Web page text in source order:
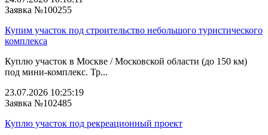
Заявка №100255
Купим участок под строительство небольшого туристического
комплекса
Куплю участок в Москве / Московской области (до 150 км)
под мини-комплекс. Тр...
23.07.2026 10:25:19
Заявка №102485
Куплю участок под рекреационный проект